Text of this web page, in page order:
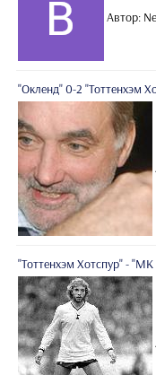
Автор:
"Окленд" 0-2 "Тоттенхэм
"Тоттенхэм Хотспур" -